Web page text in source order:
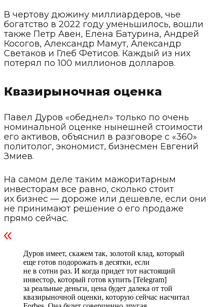
В чертову дюжину миллиардеров, чье
богатство в 2022 году уменьшилось, вошли
также Петр Авен, Елена Батурина, Андрей
Косогов, Александр Мамут, Александр
Светаков и Глеб Фетисов. Каждый из них
потерял по 100 миллионов долларов.
Квазирыночная оценка
Павел Дуров «обеднел» только по очень
номинальной оценке нынешней стоимости
его активов, объяснил в разговоре с «360»
политолог, экономист, бизнесмен Евгений
Змиев.
На самом деле таким мажоритарным
инвесторам все равно, сколько стоит
их бизнес — дороже или дешевле, если они
не принимают решение о его продаже
прямо сейчас.
Дуров имеет, скажем так, золотой клад, который
еще готов подорожать в десятки, если
не в сотни раз. И когда придет тот настоящий
инвестор, который готов купить [Telegram]
за реальные деньги, цена будет далека от той
квазирыночной оценки, которую сейчас насчитал